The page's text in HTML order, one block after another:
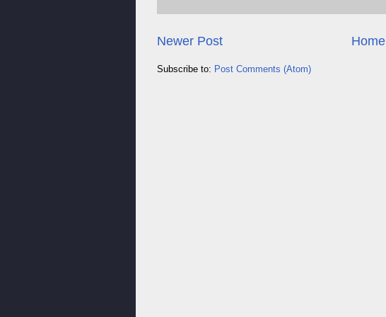
Newer Post Home
Subscribe to: Post Comments (Atom)